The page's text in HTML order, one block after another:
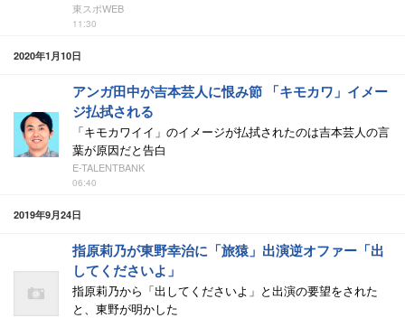
東スポWEB
11:30
2020年1月10日
アンガ田中が吉本芸人に恨み節 「キモカワ」イメー
ジ払拭される
「キモカワイイ」のイメージが払拭されたのは吉本芸人の言
葉が原因だと告白
E-TALENTBANK
06:40
2019年9月24日
指原莉乃が東野幸治に「旅猿」出演逆オファー「出
してくださいよ」
指原莉乃から「出してくださいよ」と出演の要望をされた
と、東野が明かした